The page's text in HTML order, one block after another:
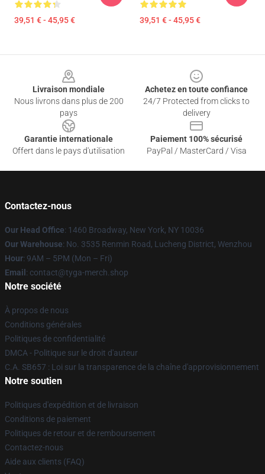
39,51 € - 45,95 € 39,51 € - 45,95 €
Livraison mondiale
Nous livrons dans plus de 200
pays
Achetez en toute confiance
24/7 Protected from clicks to
delivery
Garantie internationale
Offert dans le pays d'utilisation
Paiement 100% sécurisé
PayPal / MasterCard / Visa
Contactez-nous
Our Head Office: 1460 Broadway, New York, NY 10036
Our Warehouse: No. 3535 Renmin Road, Lucheng District, Wenzhou
Hour: 9AM – 5PM (Mon – Fri)
Email : contact@tyga-merch.shop
Notre société
À propos de nous
Conditions générales
Politiques de confidentialité
DMCA - Politique sur le droit d'auteur
C.A. SB657 : Loi sur la transparence de la chaîne d'approvisionnement
Notre soutien
Politiques d'expédition et de livraison
Conditions de paiement
Politiques de retour et de remboursement
Contactez-nous
Aide aux clients (FAQ)